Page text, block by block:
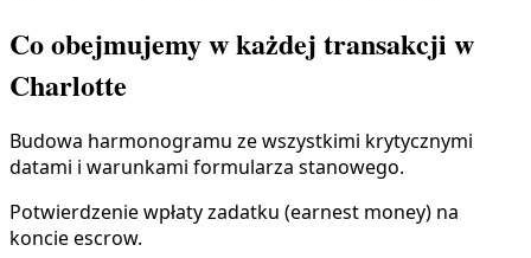
Co obejmujemy w każdej transakcji w
Charlotte
Budowa harmonogramu ze wszystkimi krytycznymi
datami i warunkami formularza stanowego.
Potwierdzenie wpłaty zadatku (earnest money) na
koncie escrow.